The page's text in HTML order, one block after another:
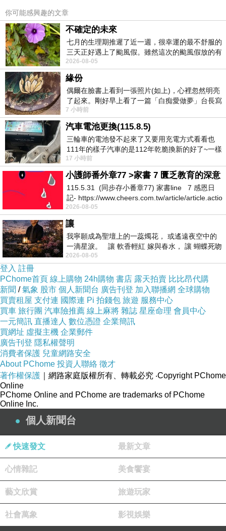
直是莫名其妙！高雄人都看得非常清楚！
李主委，我老老實實的告訴你，事實都已經擺在
眼前了！我不知道你到底在狡辯什麼？再說，你
既然說使用公務車是合乎規定，那我問你，你有
經過申請登記嗎？如果你使用公務車是因為有任
何重要公務在身，我個人是無話可說！但是你沒
有經過各主管機關登記，你濫用公務車用在私人
的事情，我相信高雄人是無法接受的！
你因為要順路買晚飯，濫用公務車，你李主委這
樣做對嗎？如果說你辦你自己私人的事情難道是
用高雄市政府的公務車，或是用高雄市政府警察
局的公務車？所以，李主委，你講這些話，不覺
得小題大作嗎？
我只能說，李主委，說真的，你德不配位！實在
想不到，你為什麼會跟民進黨這幾個立委一樣做
出這麼荒唐的事情？如果中選會主委再讓你繼續
做下去，我們國家的選務中立遲早會被你破壞
掉！你們民進黨的所作所為，不要以為全廣大海
內外同胞朋友們都沒有用眼睛在看！
726和823，這是關係到我們中華民國的存亡，我
告訴大家一定要勇敢站出來，也要告訴所有親朋
好友，一定要站出來投下“不同意罷免”，同時，
下午四點之後，一定要勇敢站出來監票！
濫用公務車判刑有前例 還可撤職、休職 | 監委濫
用公務車 | 要聞 | 聯合新聞網
https://share.google/AvsjDKrn44gIwMVon
《政治》濫用公務車 廉政署列12違失態樣｜新聞
快訊｜豐雲學堂
未違規 | 政治 | 要聞 | 聯合新聞網
要聞 | 聯合新聞網
你可能感興趣的文章
不確定的未來
七月的生理期推遲了近一週，很幸運的最不舒服的
三天正好遇上了颱風假。雖然這次的颱風假放的有
點虛，因為風雨不大，但這也是最想要的
2026-08-05
緣份
偶爾在臉書上看到一張照片(如上)，心裡忽然明亮
了起來。剛好早上看了一篇「白痴愛做夢」台長寫
的貼文，在回顧年輕時瘋狂愛上
7 小時前
汽車電池更換(115.8.5)
三輪車的電池發不起來了又要用充電方式看看也
111年的樣子汽車的是112年乾脆換新的好了~一樣
在阿炮電池買的漲了一百多塊吧
17 小時前
小護師番外章77 >家書 7 匱乏教育的深意
115.5.31 (同步存小番章77) 家書line 7 感恩日
記- https://www.cheers.com.tw/article/article.actio
2026-08-05
讓
我寧願成為聖壇上的一蕊燭花， 或遙遠夜空中的
一滴星淚。 讓 軟香輕紅 嫁與春水， 讓 蝴蝶死吻
夏日最後一瓣玫瑰， 讓
2026-08-05
登入 註冊
PChome首頁 線上購物 24h購物 書店 露天拍賣 比比昂代購
新聞 /氣象 股市 個人新聞台 廣告刊登 加入聯播網 全球購物
買賣租屋 支付連 國際連 Pi 拍錢包 旅遊 服務中心
買車 旅行團 汽車險推薦 線上麻將 雜誌 星座命理 會員中心
一元簡訊 直播達人 數位憑證 企業簡訊
買網址 虛擬主機 企業郵件
廣告刊登 隱私權聲明
消費者保護 兒童網路安全
About PChome 投資人聯絡 徵才
著作權保護 ｜網路家庭版權所有、轉載必究 ‧Copyright PChome
Online
PChome Online and PChome are trademarks of PChome
Online Inc.
個人新聞台
快速發文 最新文章
心情雜記 美食饗宴
藝文欣賞 旅遊玩家
社會萬象 影視娛樂